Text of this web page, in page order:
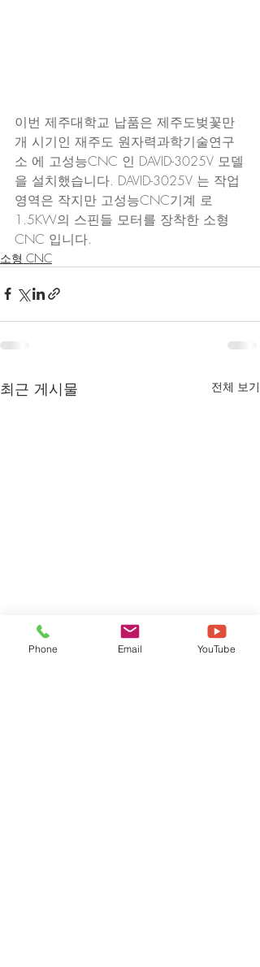
이번 제주대학교 납품은 제주도벚꽃만
개 시기인 재주도 원자력과학기술연구
소 에 고성능CNC 인 DAVID-3025V 모델
을 설치했습니다. DAVID-3025V 는 작업
영역은 작지만 고성능CNC기계 로
1.5KW의 스핀들 모터를 장착한 소형
CNC 입니다.
소형 CNC
최근 게시물 전체 보기
Phone Email YouTube